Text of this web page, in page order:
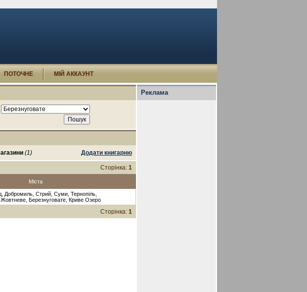
ПОТОЧНЕ МІЙ АККАУНТ
(1) Додати книгарню
Сторінка: 1
Міста
Добромиль, Стрий, Суми, Тернопіль,
Березнуговате, Криве Озеро
Сторінка: 1
Реклама